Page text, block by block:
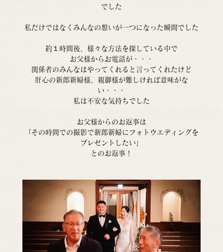
でした
私だけではなくみんなの想いが一つになった瞬間でした
約１時間後、様々な方法を探している中で
お父様からお電話が・・・
関係者のみんなはやってくれると言ってくれたけど
肝心の新郎新婦様、親御様が難しければ意味がな
い・・・
私は不安な気持ちでした
お父様からのお返事は
「その時間での撮影で新郎新婦にフォトウエディングを
プレゼントしたい」
とのお返事！